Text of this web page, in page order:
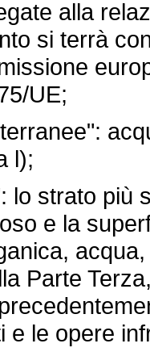
alla
si terrà
UE;
l);
strato più
e la
Parte
e le opere